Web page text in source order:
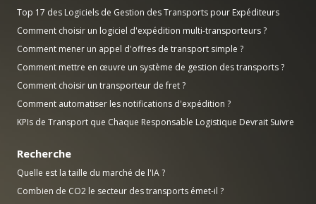
Top 17 des Logiciels de Gestion des Transports pour Expéditeurs
Comment choisir un logiciel d'expédition multi-transporteurs ?
Comment mener un appel d'offres de transport simple ?
Comment mettre en œuvre un système de gestion des transports ?
Comment choisir un transporteur de fret ?
Comment automatiser les notifications d'expédition ?
KPIs de Transport que Chaque Responsable Logistique Devrait Suivre
Recherche
Quelle est la taille du marché de l'IA ?
Combien de CO2 le secteur des transports émet-il ?